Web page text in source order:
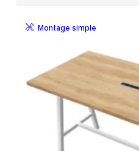
Montage simple